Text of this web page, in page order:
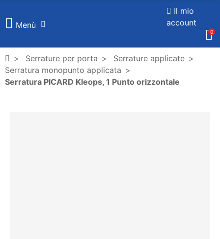
Menù
Il mio
account
0
Serrature per porta
Serrature applicate
Serratura monopunto applicata
Serratura PICARD Kleops, 1 Punto orizzontale